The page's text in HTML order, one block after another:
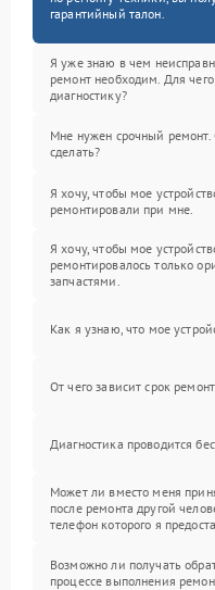
гарантийный талон.
Я уже знаю в чем
ремонт необходим. Для
диагностику?
Мне нужен срочный
сделать?
Я хочу, чтобы мое
ремонтировали при мне.
Я хочу, чтобы мое
ремонтировалось только
запчастями.
Как я узнаю, что мое
От чего зависит срок
Диагностика проводится
Может ли вместо меня
после ремонта другой
телефон которого я
Возможно ли получать
процессе выполнения